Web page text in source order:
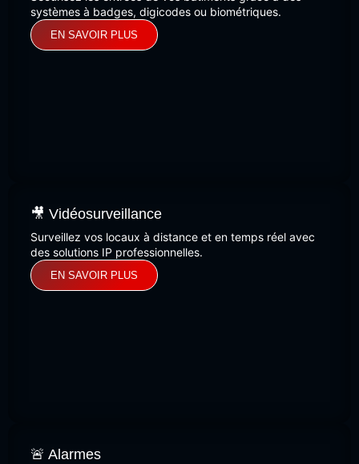
systèmes à badges, digicodes ou biométriques.
EN SAVOIR PLUS
🎥 Vidéosurveillance
Surveillez vos locaux à distance et en temps réel avec
des solutions IP professionnelles.
EN SAVOIR PLUS
🚨 Alarmes